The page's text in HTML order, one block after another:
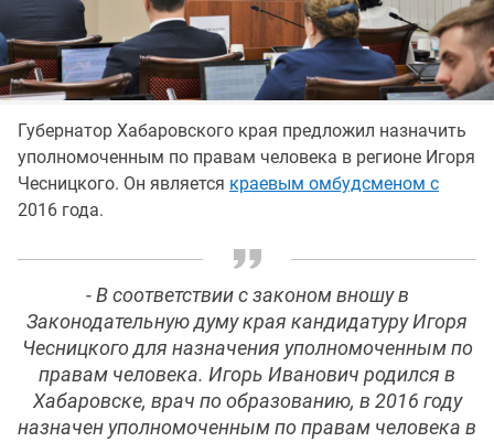
Губернатор Хабаровского края предложил назначить
уполномоченным по правам человека в регионе Игоря
Чесницкого. Он является краевым омбудсменом с
2016 года.
- В соответствии с законом вношу в
Законодательную думу края кандидатуру Игоря
Чесницкого для назначения уполномоченным по
правам человека. Игорь Иванович родился в
Хабаровске, врач по образованию, в 2016 году
назначен уполномоченным по правам человека в